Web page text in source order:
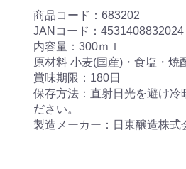
商品コード：683202
JANコード：4531408832024
内容量：300ｍｌ
原材料 小麦(国産)・食塩・焼
賞味期限：180日
保存方法：直射日光を避け冷
ださい。
製造メーカー：日東醸造株式